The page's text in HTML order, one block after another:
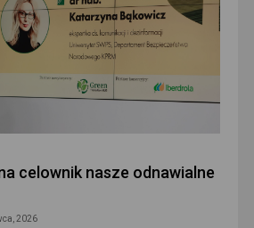
celownik nasze odnawialne
2026